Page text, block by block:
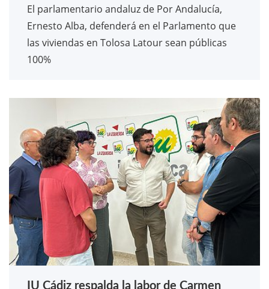
El parlamentario andaluz de Por Andalucía,
Ernesto Alba, defenderá en el Parlamento que
las viviendas en Tolosa Latour sean públicas
100%
IU Cádiz respalda la labor de Carmen